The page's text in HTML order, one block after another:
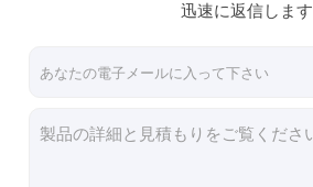
Tuyaのスマートなスイッチ
Tuyaのスマートなカメラ
迅速に返信します